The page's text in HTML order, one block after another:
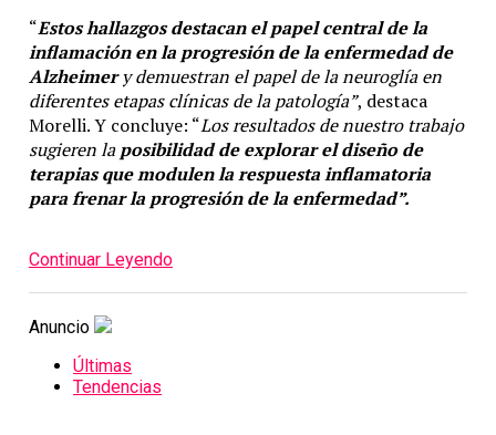
“Estos hallazgos destacan el papel central de la
inflamación en la progresión de la enfermedad de
Alzheimery demuestran el papel de la neuroglía en
diferentes etapas clínicas de la patología”, destaca
Morelli. Y concluye: “Los resultados de nuestro trabajo
sugieren laposibilidad de explorar el diseño de
terapias que modulen la respuesta inflamatoria
para frenar la progresión de la enfermedad”.
Continuar Leyendo
Anuncio
Últimas
Tendencias